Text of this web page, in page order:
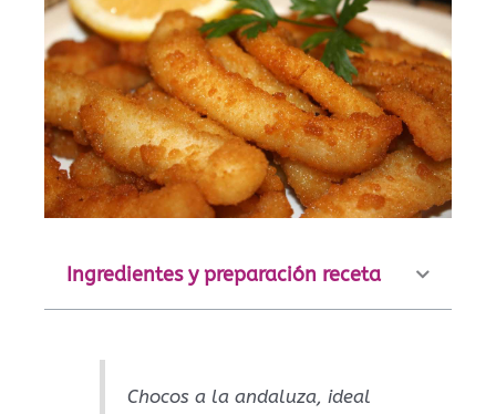
Ingredientes y preparación receta
Chocos a la andaluza, ideal